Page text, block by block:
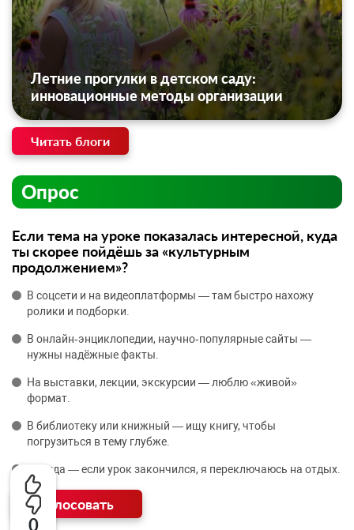
0
Летние прогулки в детском саду:
инновационные методы организации
Читать блоги
Опрос
Если тема на уроке показалась интересной, куда
ты скорее пойдёшь за «культурным
продолжением»?
В соцсети и на видеоплатформы — там быстро нахожу
ролики и подборки.
В онлайн‑энциклопедии, научно‑популярные сайты —
нужны надёжные факты.
На выставки, лекции, экскурсии — люблю «живой»
формат.
В библиотеку или книжный — ищу книгу, чтобы
погрузиться в тему глубже.
Никуда — если урок закончился, я переключаюсь на отдых.